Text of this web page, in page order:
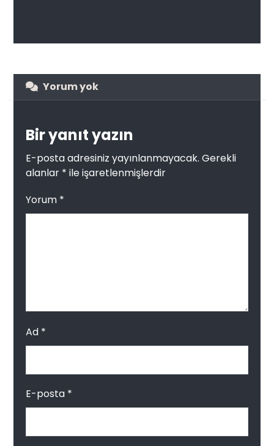
Yorum yok
Bir yanıt yazın
E-posta adresiniz yayınlanmayacak. Gerekli
alanlar * ile işaretlenmişlerdir
Yorum *
Ad *
E-posta *